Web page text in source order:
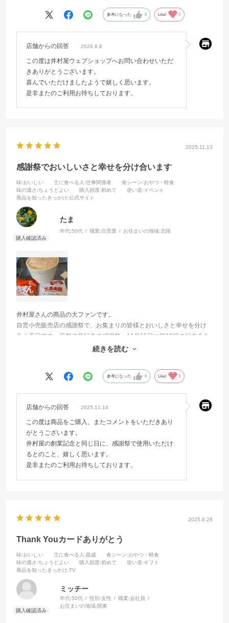
参考になった 0 Like! 0
店舗からの回答 2026.6.8
この度は井村屋ウェブショップへお問い合わせいただ
きありがとうございます。
喜んでいただけましたようで嬉しく思います。
是非またのご利用お待ちしております。
2025.11.13
感謝祭でおいしいさと幸せを分け合います
味:おいしい 主に食べる人 :仕事関係者 食シーン:おやつ・軽食
味の濃さ :ちょうどよい 購入頻度:初めて 使い道:イベント
商品を知ったきっかけ:公式サイト
たま
年代:50代 職業:自営業 お住まいの地域:北陸
井村屋さんの商品の大ファンです。
自営小売販売店の感謝祭で、お集まりの皆様とおいしさと幸せを分け
合う予定です。店舗改装記念の感謝祭。11月15日に第10回の記念会を
迎えます。また当日は井村屋様の創業記念日であることを知り、光栄
続きを読む
参考になった 0 Like! 0
店舗からの回答 2025.11.14
この度は商品をご購入、またコメントをいただきあり
がとうございます。
井村屋の創業記念と同じ日に、感謝祭で使用いただけ
るとのこと、嬉しく思います。
是非またのご利用お待ちしております。
2025.8.28
Thank Youカードありがとう
味:おいしい 主に食べる人 :親戚 食シーン:おやつ・軽食
味の濃さ :ちょうどよい 購入頻度:初めて 使い道:ギフト
商品を知ったきっかけ:TV
ミッチー
年代:50代 性別:女性 職業:会社員
お住まいの地域:関東